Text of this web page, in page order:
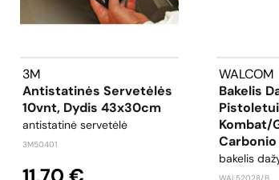
3M
Antistatinės Servetėlės
10vnt, Dydis 43x30cm
antistatinė servetėlė
3M50401
WALCOM
Bakelis
Kombat/
Carbonio
bakelis
WAL52028/B